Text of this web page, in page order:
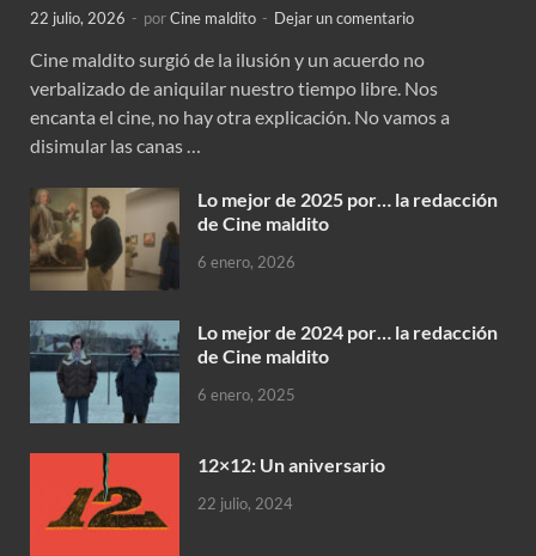
22 julio, 2026 - porCine maldito - Dejar un comentario
Cine maldito surgió de la ilusión y un acuerdo no
verbalizado de aniquilar nuestro tiempo libre. Nos
encanta el cine, no hay otra explicación. No vamos a
disimular las canas …
Lo mejor de 2025 por… la redacción
de Cine maldito
6 enero, 2026
Lo mejor de 2024 por… la redacción
de Cine maldito
6 enero, 2025
12×12: Un aniversario
22 julio, 2024